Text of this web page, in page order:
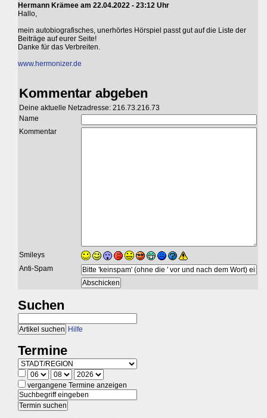
Hermann Krämee am 22.04.2022 - 23:12 Uhr
Hallo,
mein autobiografisches, unerhörtes Hörspiel passt gut auf die Liste der
Beiträge auf eurer Seite!
Danke für das Verbreiten.
www.hermonizer.de
Kommentar abgeben
Deine aktuelle Netzadresse: 216.73.216.73
Name
Kommentar
Smileys
Anti-Spam
Suchen
Hilfe
Termine
vergangene Termine anzeigen